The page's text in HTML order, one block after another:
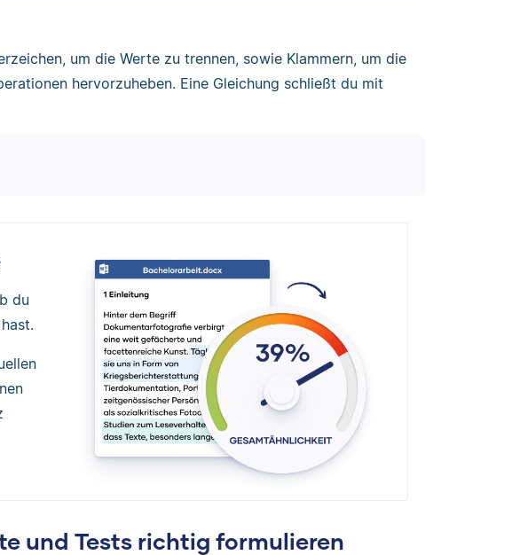
um die Werte zu trennen, sowie Klammern, um die
hervorzuheben. Eine Gleichung schließt du mit
du
und Tests richtig formulieren